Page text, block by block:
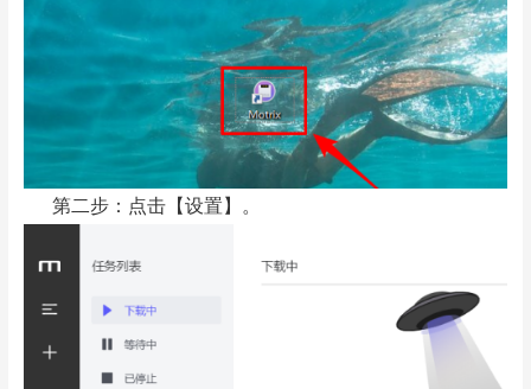
第二步：点击【设置】。